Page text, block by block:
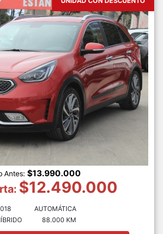
Antes: $13.990.000
$12.490.000
AUTOMÁTICA
88.000 KM